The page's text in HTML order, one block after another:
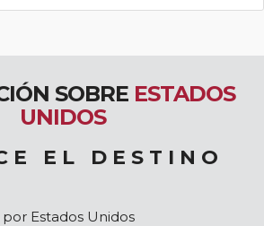
SOBRE ESTADOS
UNIDOS
E E L D E S T I N O
Estados Unidos